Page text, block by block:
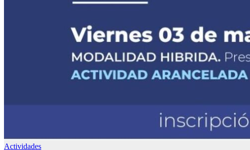
Actividades